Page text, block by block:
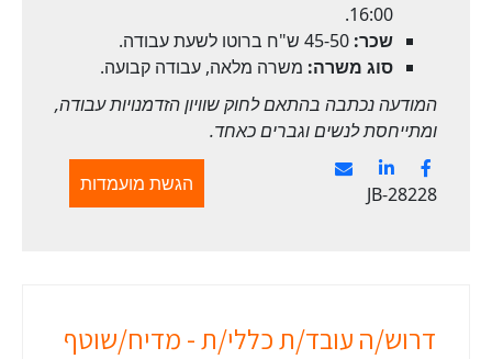
16:00.
שכר:
סוג משרה: משרה מלאה, עבודה קבועה.
המודעה נכתבה בהתאם לחוק שוויון הזדמנויות עבודה,
ומתייחסת לנשים וגברים כאחד.
JB-28228 הגשת מועמדות
דרוש/ה עובד/ת כללי/ת - מדיח/שוטף